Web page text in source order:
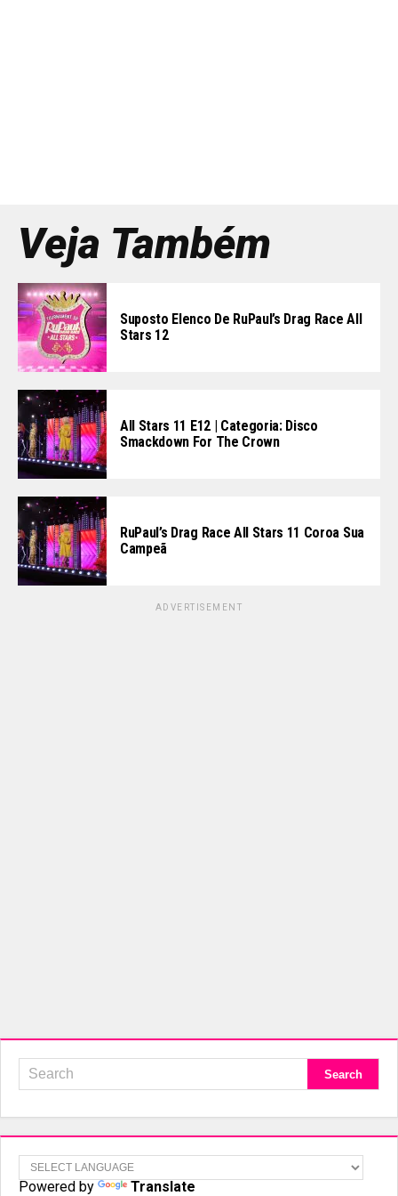
Veja Também
Suposto Elenco De RuPaul’s Drag Race All
Stars 12
All Stars 11 E12 | Categoria: Disco
Smackdown For The Crown
RuPaul’s Drag Race All Stars 11 Coroa Sua
Campeã
ADVERTISEMENT
Powered by Translate